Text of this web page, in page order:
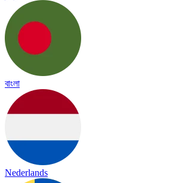
বাংলা
Nederlands